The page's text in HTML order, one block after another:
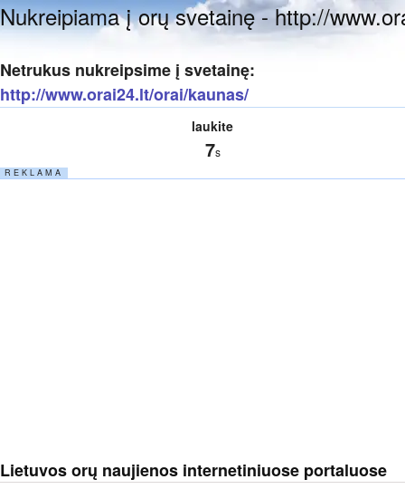
Nukreipiama į orų svetainę - http://
Netrukus nukreipsime į svetainę:
http://www.orai24.lt/orai/kaunas/
laukite
7s
R E K L A M A
Lietuvos orų naujienos internetiniuose portaluose